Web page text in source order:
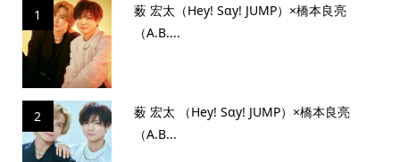
1
薮 宏太（Hey! Sɑy! JUMP）×橋本良亮
（A.B....
2
薮 宏太 （Hey! Sɑy! JUMP）×橋本良亮
（A.B...